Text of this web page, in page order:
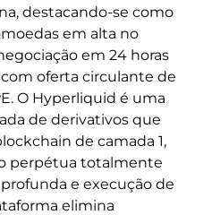
destacando-se como
em alta no
em 24 horas
com oferta circulante de
O Hyperliquid é uma
de derivativos que
de camada 1,
perpétua totalmente
e execução de
elimina